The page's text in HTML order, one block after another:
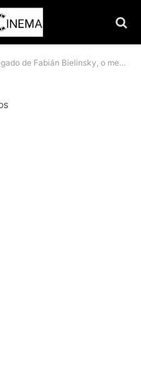
Bielinsky, o mestre do suspense argentino